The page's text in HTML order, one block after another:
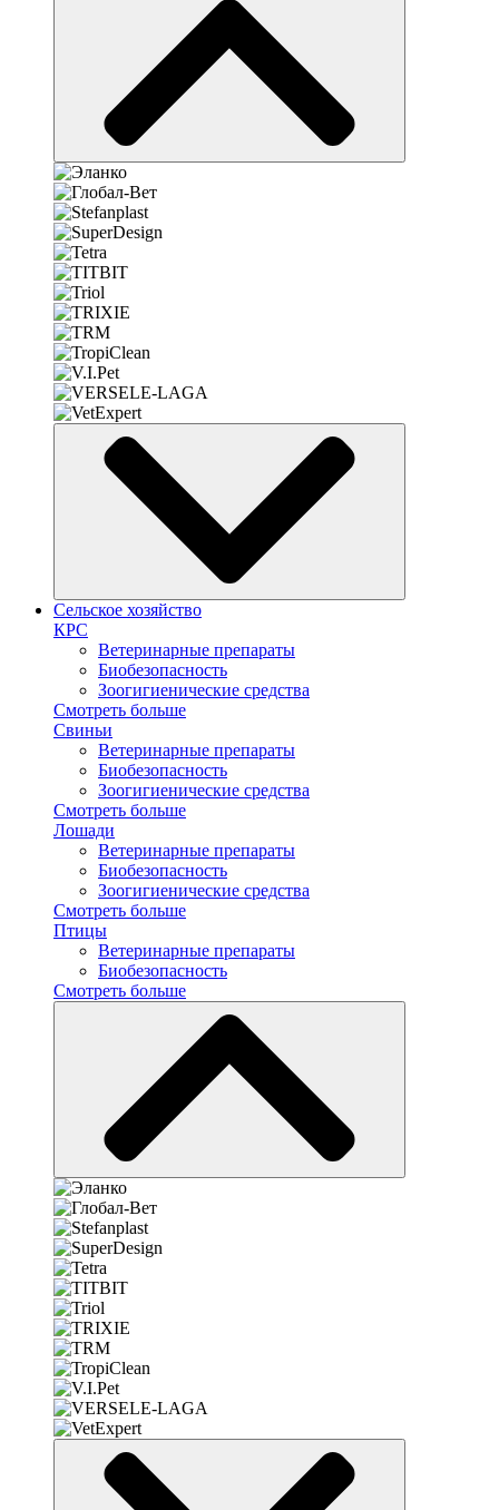
Сельское хозяйство
КРС
Ветеринарные препараты
Биобезопасность
Зоогигиенические средства
Смотреть больше
Свиньи
Ветеринарные препараты
Биобезопасность
Зоогигиенические средства
Смотреть больше
Лошади
Ветеринарные препараты
Биобезопасность
Зоогигиенические средства
Смотреть больше
Птицы
Ветеринарные препараты
Биобезопасность
Смотреть больше